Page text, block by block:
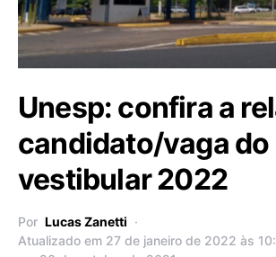
Unesp: confira a
candidato/vaga do
vestibular 2022
Por Lucas Zanetti
Atualizado em 27 de janeiro de 2022 às